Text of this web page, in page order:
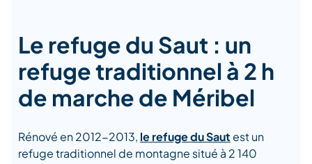
Le refuge du Saut : un
refuge traditionnel à 2 h
de marche de Méribel
Rénové en 2012-2013, le refuge du Sautest un
refuge traditionnel de montagne situé à 2 140